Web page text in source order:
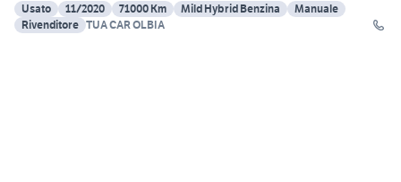
Usato
11/2020 71000 Km Mild Hybrid Benzina
Manuale
Rivenditore TUA CAR OLBIA